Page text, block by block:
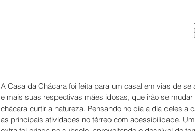
A Casa da Chácara foi feita para um casal em vias de se
e mais suas respectivas mães idosas, que irão se mudar
chácara curtir a natureza. Pensando no dia a dia deles a
as principais atividades no térreo com acessibilidade.